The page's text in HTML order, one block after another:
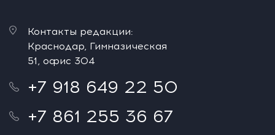
Контакты редакции:
Краснодар, Гимназическая
51, офис 304
+7 918 649 22 50
+7 861 255 36 67